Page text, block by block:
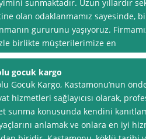
sunmaktadır. Uzun yıllardır
olan odaklanmamız sayesinde,
gururunu yaşıyoruz.
birlikte müşterilerimize en
gocuk kargo
Gocuk Kargo, Kastamonu’nun
hizmetleri sağlayıcısı olarak,
sunma konusunda kendini
anlamak ve onlara en iyi